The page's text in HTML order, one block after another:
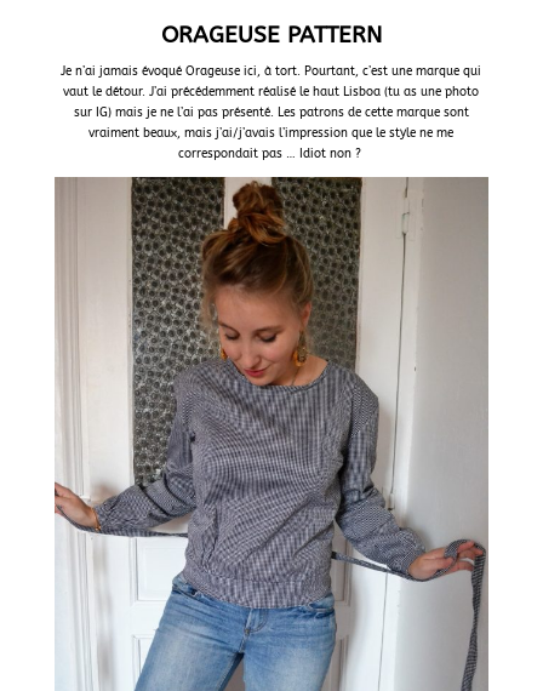
ORAGEUSE PATTERN
Je n’ai jamais évoqué Orageuse ici, à tort. Pourtant, c’est une marque qui
vaut le détour. J’ai précédemment réalisé le haut Lisboa (tu as une photo
sur IG) mais je ne l’ai pas présenté. Les patrons de cette marque sont
vraiment beaux, mais j’ai/j’avais l’impression que le style ne me
correspondait pas … Idiot non ?